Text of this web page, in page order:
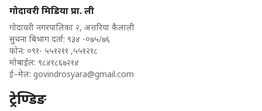
गोदावरी मिडिया प्रा. ली
गोदावरी नगरपालिका २, अत्तरिया कैलाली
सुचना बिभाग दर्ता: ९३४ -०७५/७६
फोन: ०९१- ५५१२११ ,५५१२१८
मोबाईल: ९८४१८६७२१४
ई–मेल: govindrosyara@gmail.com
ट्रेण्डिङ